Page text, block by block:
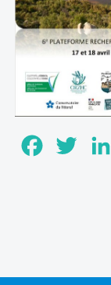
FacebookTwitter